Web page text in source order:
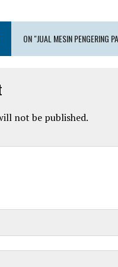
ON "JUAL MESIN PENGERING
not be published.